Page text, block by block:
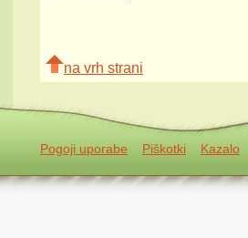
na vrh strani
Pogoji uporabe Piškotki Kazalo